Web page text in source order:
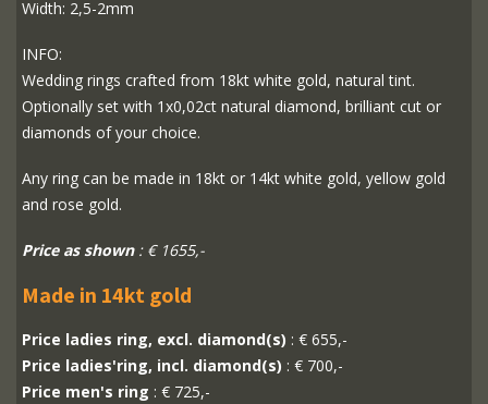
Width: 2,5-2mm
INFO:
Wedding rings crafted from 18kt white gold, natural tint.
Optionally set with 1x0,02ct natural diamond, brilliant cut or
diamonds of your choice.
Any ring can be made in 18kt or 14kt white gold, yellow gold
and rose gold.
Price as shown: € 1655,-
Made in 14kt gold
Price ladies ring, excl. diamond(s) : € 655,-
Price ladies'ring, incl. diamond(s) : € 700,-
Price men's ring : € 725,-